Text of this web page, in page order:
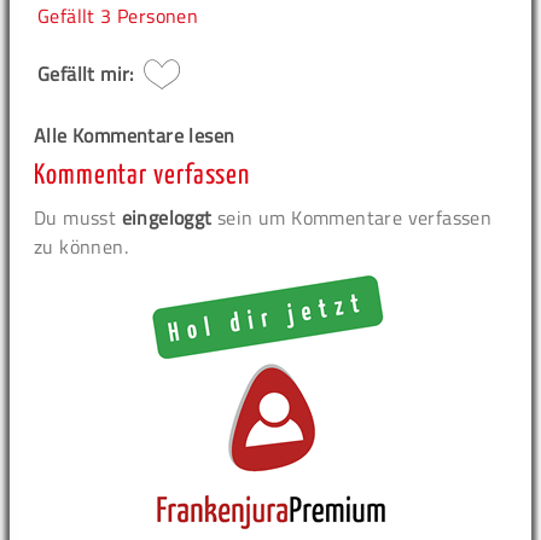
Gefällt 3 Personen
Gefällt mir:
Alle Kommentare lesen
Kommentar verfassen
Du musst eingeloggt sein um Kommentare verfassen
zu können.